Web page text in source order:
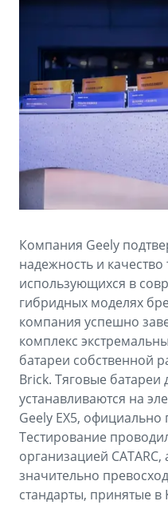
OKAVANGO
от 3 429 990 ₽*
PREFACE
Аксессуары
ФИНАНСЫ И УСЛУГИ
Автокредит
Расчет КАСКО
Страхование
Советы по эксплуатации
ПОДДЕРЖКА
Помощь на дорогах
Гарантия Geely
Сервисная книжка
Компания Geely
надежность и качество
использующихся в
гибридных моделях
компания успешно
комплекс
батареи собственной
Brick. Тяговые батареи
устанавливаются на
Geely EX5,
Тестирование
организацией
значительно
стандарты, принятые в